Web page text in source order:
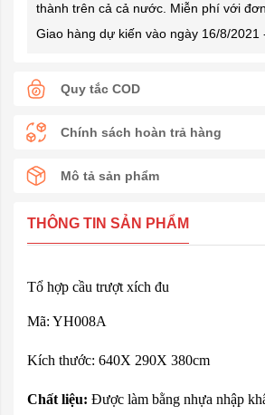
thành trên cả cả nước. Miễn phí với
Giao hàng dự kiến vào ngày 16/8/2021
Quy tắc COD
Chính sách hoàn trả hàng
Mô tả sản phẩm
THÔNG TIN SẢN PHẨM
Tổ hợp cầu trượt xích đu
Mã: YH008A
Kích thước: 640X 290X 380cm
Chất liệu: Được làm bằng nhựa nhập